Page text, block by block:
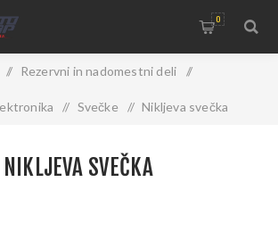
0
/ Rezervni in nadomestni deli /
/ Svečke / Nikljeva svečka
NIKLJEVA SVEČKA